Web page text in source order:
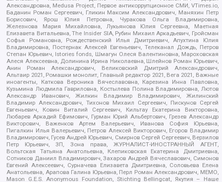
Александровна, Medusa Project, Первое антикоррупционное СМИ, VTimes.io,
Баданин Роман Сергеевич, Гликин Максим Александрович, Маняхин Петр
Борисович, Ярош Юлия Петровна, Чуракова Ольга Владимировна,
Железнова Мария Михайловна, Лукьянова Юлия Сергеевна, Маетная
Елизавета Витальевна, The Insider SIA, Рубин Михаил Аркадьевич, Гройсман
Софья Романовна, Рождественский Илья Дмитриевич, Апухтина Юлия
Владимировна, Постернак Алексей Евгеньевич, Телеканал Дождь, Петров
Степан Юрьевич, Istories fonds, Шмагун Олеся Валентиновна, Мароховская
Алеся Алексеевна, Долинина Ирина Николаевна, Шлейнов Роман Юрьевич,
Анин Роман Александрович, Великовский Дмитрий Александрович,
Альтаир 2021, Ромашки монолит, Главный редактор 2021, Вега 2021, Важные
иноагенты, Каткова Вероника Вячеславовна, Карезина Инна Павловна,
Кузьмина Людмила Гавриловна, Костылева Полина Владимировна, Лютов
Александр Иванович, Жилкин Владимир Владимирович, Жилинский
Владимир Александрович, Тихонов Михаил Сергеевич, Пискунов Сергей
Евгеньевич, Ковин Виталий Сергеевич, Кильтау Екатерина Викторовна,
Любарев Аркадий Ефимович, Гурман Юрий Альбертович, Грезев Александр
Викторович, Важенков Артем Валерьевич, Иванова София Юрьевна,
Пигалкин Илья Валерьевич, Петров Алексей Викторович, Егоров Владимир
Владимирович, Гусев Андрей Юрьевич, Смирнов Сергей Сергеевич, Верзилов
Петр Юрьевич, ЗП, Зона права, ЖУРНАЛИСТ-ИНОСТРАННЫЙ АГЕНТ,
Вольтская Татьяна Анатольевна, Клепиковская Екатерина Дмитриевна,
Сотников Даниил Владимирович, Захаров Андрей Вячеславович, Симонов
Евгений Алексеевич, Сурначева Елизавета Дмитриевна, Соловьева Елена
Анатольевна, Арапова Галина Юрьевна, Перл Роман Александрович, МЕМО,
Mason G.E.S. Anonymous Foundation, Stichting Bellingcat, Якутия – Наше